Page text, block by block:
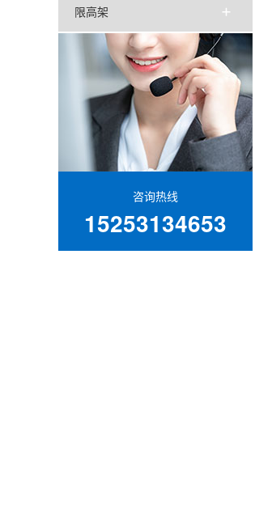
限高架
咨询热线
15253134653